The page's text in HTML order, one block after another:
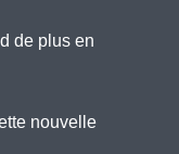
de plus en
nouvelle